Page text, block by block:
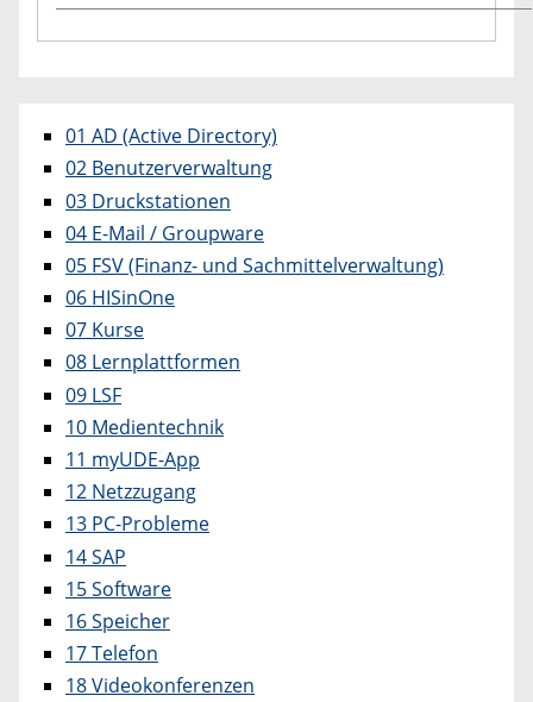
01 AD (Active Directory)
02 Benutzerverwaltung
03 Druckstationen
04 E-Mail / Groupware
05 FSV (Finanz- und Sachmittelverwaltung)
06 HISinOne
07 Kurse
08 Lernplattformen
09 LSF
10 Medientechnik
11 myUDE-App
12 Netzzugang
13 PC-Probleme
14 SAP
15 Software
16 Speicher
17 Telefon
18 Videokonferenzen